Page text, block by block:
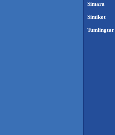
Simara
Simikot
Tumlingtar